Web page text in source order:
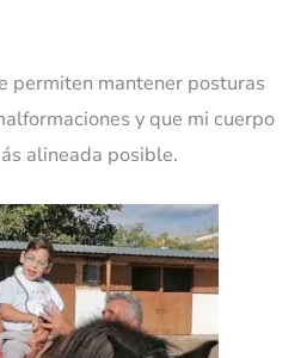
permiten mantener posturas
y que mi cuerpo
alineada posible.